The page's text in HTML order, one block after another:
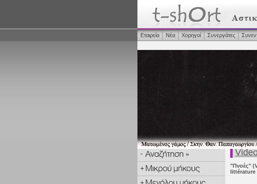
Εταιρεία Νέα Χορηγοί Συνεργάτες
"Πνοές"
littérature